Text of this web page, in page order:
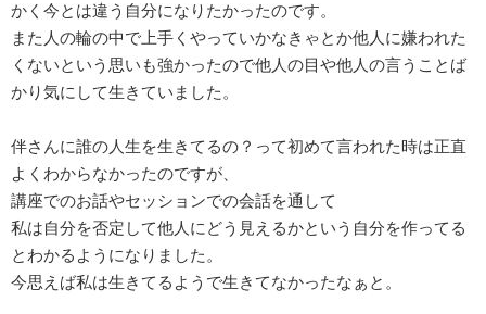
かく今とは違う自分になりたかったのです。
また人の輪の中で上手くやっていかなきゃとか他人に嫌われた
くないという思いも強かったので他人の目や他人の言うことば
かり気にして生きていました。
伴さんに誰の人生を生きてるの？って初めて言われた時は正直
よくわからなかったのですが、
講座でのお話やセッションでの会話を通して
私は自分を否定して他人にどう見えるかという自分を作ってる
とわかるようになりました。
今思えば私は生きてるようで生きてなかったなぁと。